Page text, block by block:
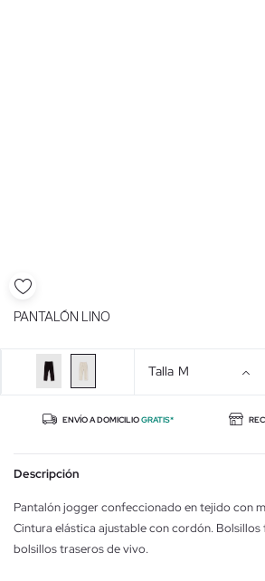
PANTALÓN LINO
Talla M
ENVÍO A DOMICILIOGRATIS*
Descripción
Pantalón jogger confeccionado en tejido con
Cintura elástica ajustable con cordón.
bolsillos traseros de vivo.